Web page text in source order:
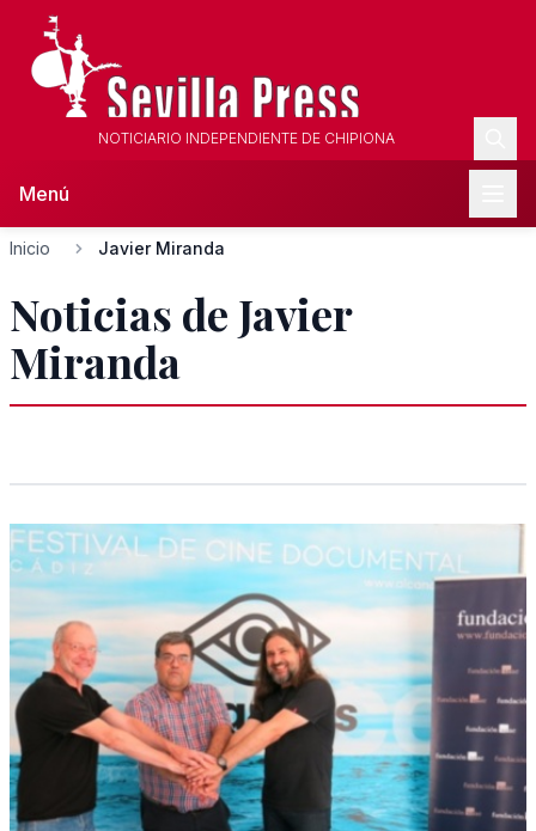
NOTICIARIO INDEPENDIENTE DE CHIPIONA
Menú
Inicio Javier Miranda
Noticias de Javier
Miranda